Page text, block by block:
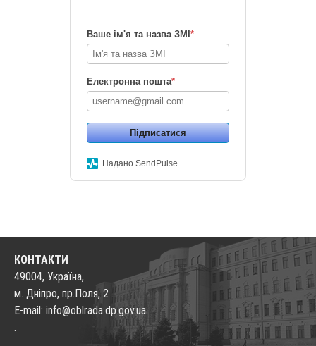
Ваше ім'я та назва ЗМІ *
Електронна пошта*
Підписатися
Надано SendPulse
КОНТАКТИ
49004, Україна,
м. Дніпро, пр.Поля, 2
E-mail: info@oblrada.dp.gov.ua
.